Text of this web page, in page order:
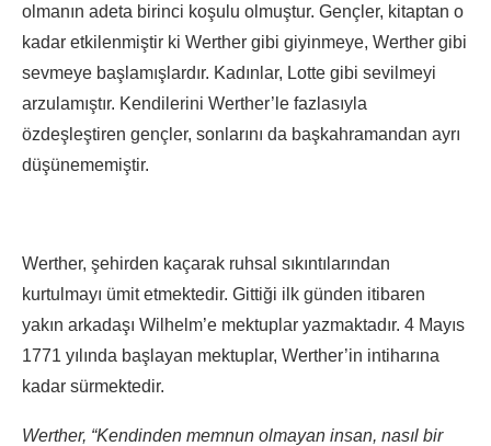
olmanın adeta birinci koşulu olmuştur. Gençler, kitaptan o
kadar etkilenmiştir ki Werther gibi giyinmeye, Werther gibi
sevmeye başlamışlardır. Kadınlar, Lotte gibi sevilmeyi
arzulamıştır. Kendilerini Werther’le fazlasıyla
özdeşleştiren gençler, sonlarını da başkahramandan ayrı
düşünememiştir.
Werther, şehirden kaçarak ruhsal sıkıntılarından
kurtulmayı ümit etmektedir. Gittiği ilk günden itibaren
yakın arkadaşı Wilhelm’e mektuplar yazmaktadır. 4 Mayıs
1771 yılında başlayan mektuplar, Werther’in intiharına
kadar sürmektedir.
Werther, “Kendinden memnun olmayan insan, nasıl bir